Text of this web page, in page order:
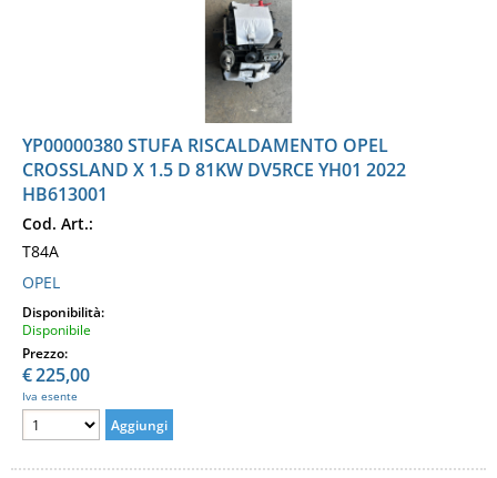
YP00000380 STUFA RISCALDAMENTO OPEL
CROSSLAND X 1.5 D 81KW DV5RCE YH01 2022
HB613001
Cod. Art.:
T84A
OPEL
Disponibilità:
Disponibile
Prezzo:
€225,00
Iva esente